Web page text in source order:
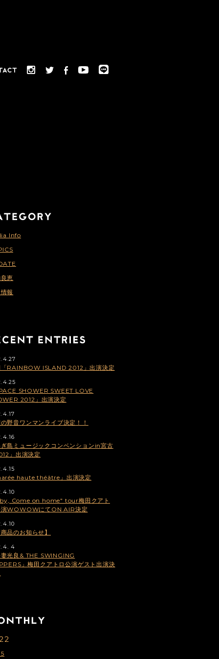
Info
恵
報
「RAINBOW ISLAND 2012」出演決定
SHOWER SWEET LOVE
2012」出演決定
野音ワンマンライブ決定！！
ぎ島ミュージックコンベンションin宮古
」出演決定
haute théâtre」出演決定
Come on home" tour梅田クアト
演WOWOWにてON AIR決定
商品のお知らせ】
4
妻光良& THE SWINGING
」梅田クアトロ公演ゲスト出演決